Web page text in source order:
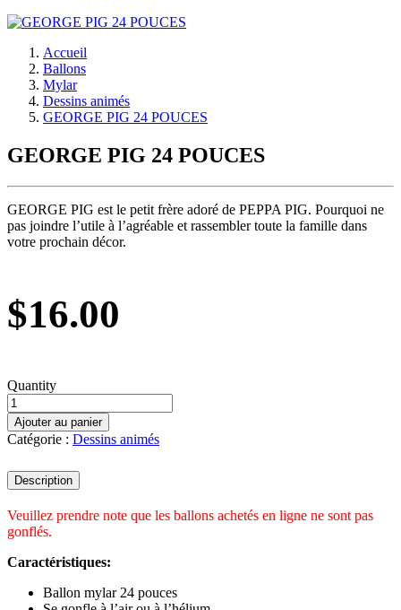
Accueil
Ballons
Mylar
Dessins animés
GEORGE PIG 24 POUCES
GEORGE PIG 24 POUCES
GEORGE PIG est le petit frère adoré de PEPPA PIG. Pourquoi ne
pas joindre l’utile à l’agréable et rassembler toute la famille dans
votre prochain décor.
$16.00
Quantity
Ajouter au panier
Catégorie : Dessins animés
Description
Veuillez prendre note que les ballons achetés en ligne ne sont pas
gonflés.
Caractéristiques:
Ballon mylar 24 pouces